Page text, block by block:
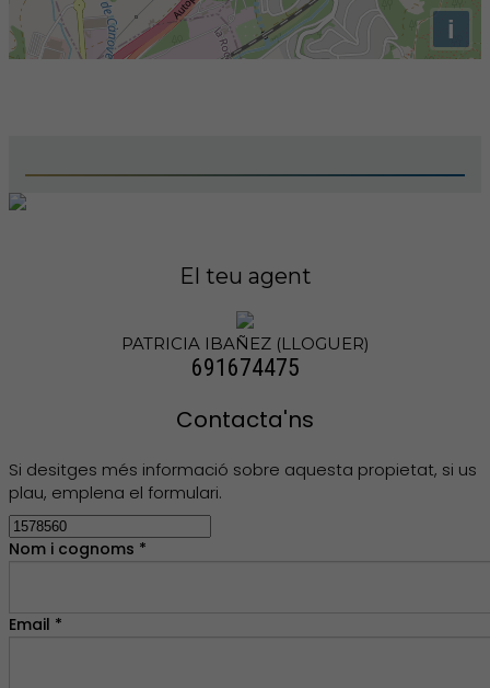
i
El teu agent
PATRICIA IBAÑEZ (LLOGUER)
691674475
Contacta'ns
Si desitges més informació sobre aquesta propietat, si us
plau, emplena el formulari.
Nom i cognoms *
Email *